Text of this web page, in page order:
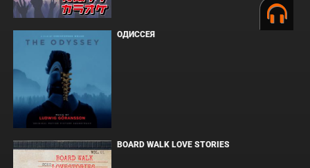
ОДИССЕЯ
BOARD WALK LOVE STORIES